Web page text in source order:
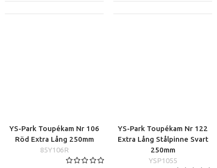
YS-Park Toupékam Nr 106
Röd Extra Lång 250mm
85Y106R
YS-Park Toupékam Nr 122
Extra Lång Stålpinne Svart
250mm
YSP1055